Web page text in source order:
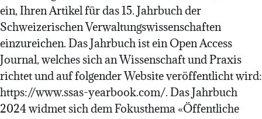
ein, Ihren Artikel für das 15. Jahrbuch der
Schweizerischen Verwaltungswissenschaften
einzureichen. Das Jahrbuch ist ein Open Access
Journal, welches sich an Wissenschaft und Praxis
richtet und auf folgender Website veröffentlicht wird:
https://www.ssas-yearbook.com/. Das Jahrbuch
2024 widmet sich dem Fokusthema «Öffentliche